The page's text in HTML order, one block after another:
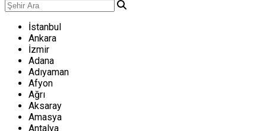
İstanbul
Ankara
İzmir
Adana
Adıyaman
Afyon
Ağrı
Aksaray
Amasya
Antalya